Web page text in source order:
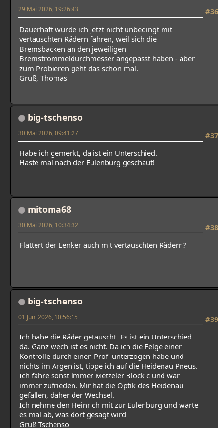
#36
29 Mai 2026, 19:26:43
Dauerhaft würde ich jetzt nicht unbedingt mit
vertauschten Rädern fahren, weil sich die
Bremsbacken an den jeweiligen
Bremstrommeldurchmesser angepasst haben - aber
zum Probieren geht das schon mal.
Gruß, Thomas
big-tschenso
#37
30 Mai 2026, 09:41:27
Habe ich gemerkt, da ist ein Unterschied.
Haste mal nach der Eulenburg geschaut!
mitoma68
#38
30 Mai 2026, 10:34:32
Flattert der Lenker auch mit vertauschten Rädern?
big-tschenso
#39
01 Juni 2026, 10:56:15
Ich habe die Räder getauscht. Es ist ein Unterschied
da. Ganz wech ist es nicht. Da ich die Felge einer
Kontrolle durch einen Profi unterzogen habe und
nichts im Argen ist, tippe ich auf die Heidenau Pneus.
Ich fahre sonst immer Metzeler Block c und war
immer zufrieden. Mir hat die Optik des Heidenau
gefallen, daher der Wechsel.
Ich nehme den Heinrich mit zur Eulenburg und warte
es mal ab, was dort gesagt wird.
Gruß Tschenso